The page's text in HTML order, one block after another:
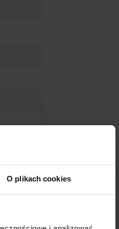
O plikach cookies